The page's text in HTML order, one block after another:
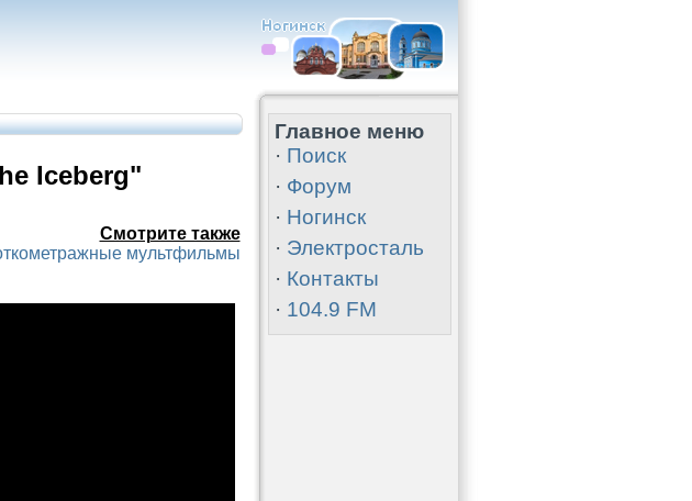
Iceberg"
Смотрите также
мультфильмы
Главное меню
· Поиск
· Форум
· Ногинск
· Электросталь
· Контакты
· 104.9 FM